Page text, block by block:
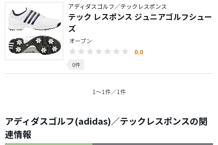
アディダスゴルフ／テックレスポンス
テック レスポンス ジュニアゴルフシュー
ズ
オープン
0.0
0件
1〜1件／1件
アディダスゴルフ(adidas)／テックレスポンスの関
連情報